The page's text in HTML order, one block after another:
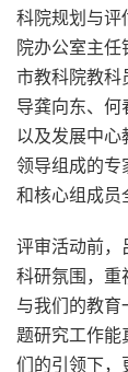
科院规划与评
院办公室主任
市教科院教科
导龚向东、
以及发展中
领导组成的专
和核心组成员
评审活动前，
科研氛围，重
与我们的教
题研究工作能
们的引领下，